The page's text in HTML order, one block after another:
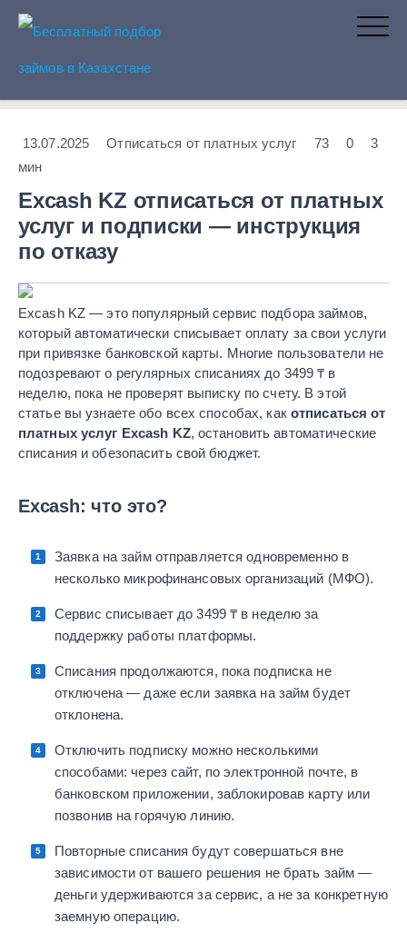
Казахстане
13.07.2025 Отписаться от платных услуг 73 0
3
мин
Excash KZ отписаться от платных
услуг и подписки — инструкция
по отказу
Excash KZ — это популярный сервис подбора займов,
который автоматически списывает оплату за свои услуги
при привязке банковской карты. Многие пользователи не
подозревают о регулярных списаниях до 3499 ₸ в
неделю, пока не проверят выписку по счету. В этой
статье вы узнаете обо всех способах, как отписаться от
платных услуг Excash KZ, остановить автоматические
списания и обезопасить свой бюджет.
Excash: что это?
Заявка на займ отправляется одновременно в
несколько микрофинансовых организаций (МФО).
Сервис списывает до 3499 ₸ в неделю за
поддержку работы платформы.
Списания продолжаются, пока подписка не
отключена — даже если заявка на займ будет
отклонена.
Отключить подписку можно несколькими
способами: через сайт, по электронной почте, в
банковском приложении, заблокировав карту или
позвонив на горячую линию.
Повторные списания будут совершаться вне
зависимости от вашего решения не брать займ —
деньги удерживаются за сервис, а не за конкретную
заемную операцию.